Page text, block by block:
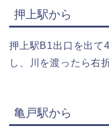
押上駅から
押上駅B1出口を出て
し、川を渡ったら右
亀戸駅から